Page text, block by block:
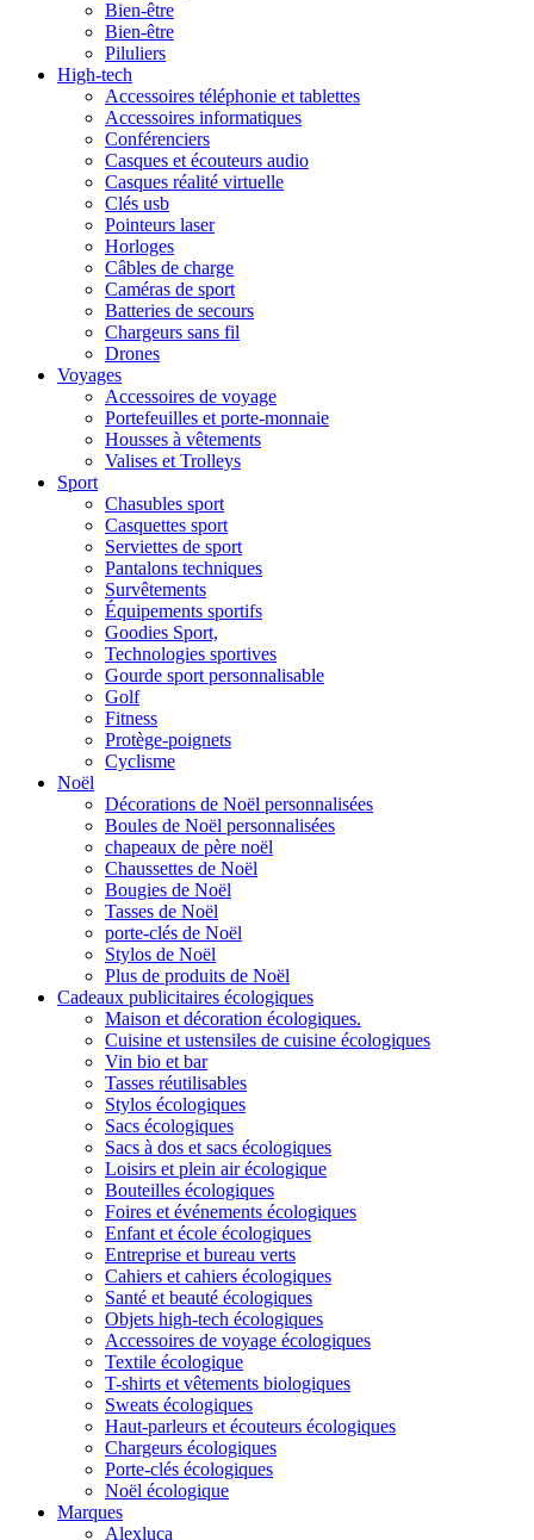
Bien-être
Bien-être
Piluliers
High-tech
Accessoires téléphonie et tablettes
Accessoires informatiques
Conférenciers
Casques et écouteurs audio
Casques réalité virtuelle
Clés usb
Pointeurs laser
Horloges
Câbles de charge
Caméras de sport
Batteries de secours
Chargeurs sans fil
Drones
Voyages
Accessoires de voyage
Portefeuilles et porte-monnaie
Housses à vêtements
Valises et Trolleys
Sport
Chasubles sport
Casquettes sport
Serviettes de sport
Pantalons techniques
Survêtements
Équipements sportifs
Goodies Sport,
Technologies sportives
Gourde sport personnalisable
Golf
Fitness
Protège-poignets
Cyclisme
Noël
Décorations de Noël personnalisées
Boules de Noël personnalisées
chapeaux de père noël
Chaussettes de Noël
Bougies de Noël
Tasses de Noël
porte-clés de Noël
Stylos de Noël
Plus de produits de Noël
Cadeaux publicitaires écologiques
Maison et décoration écologiques.
Cuisine et ustensiles de cuisine écologiques
Vin bio et bar
Tasses réutilisables
Stylos écologiques
Sacs écologiques
Sacs à dos et sacs écologiques
Loisirs et plein air écologique
Bouteilles écologiques
Foires et événements écologiques
Enfant et école écologiques
Entreprise et bureau verts
Cahiers et cahiers écologiques
Santé et beauté écologiques
Objets high-tech écologiques
Accessoires de voyage écologiques
Textile écologique
T-shirts et vêtements biologiques
Sweats écologiques
Haut-parleurs et écouteurs écologiques
Chargeurs écologiques
Porte-clés écologiques
Noël écologique
Marques
Alexluca